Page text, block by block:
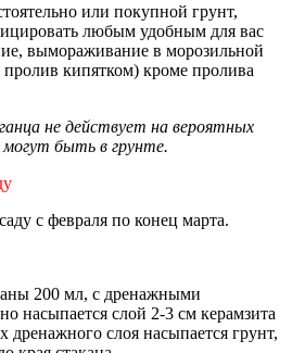
или покупной грунт,
любым удобным для вас
вымораживание в морозильной
кипятком) кроме пролива
не действует на вероятных
быть в грунте.
с февраля по конец марта.
200 мл, с дренажными
насыпается слой 2-3 см керамзита
дренажного слоя насыпается грунт,